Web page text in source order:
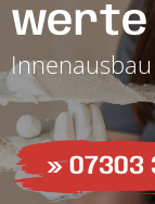
werte
» 07303